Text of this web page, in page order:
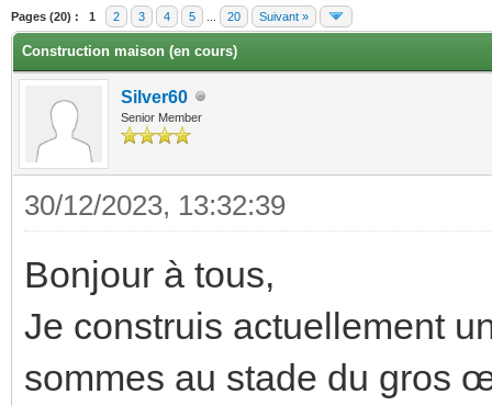
Pages (20) : 1 2 3 4 5 20 Suivant »
Construction maison (en cours)
Silver60
Senior Member
30/12/2023, 13:32:39
Bonjour à tous,
Je construis actuellement
sommes au stade du gros